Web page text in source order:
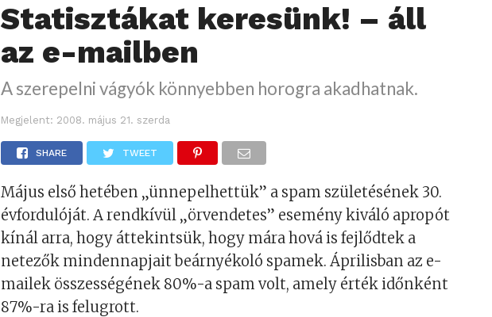
Statisztákat keresünk! – áll
az e-mailben
A szerepelni vágyók könnyebben horogra akadhatnak.
Megjelent: 2008. május 21. szerda
SHARE TWEET
Május első hetében „ünnepelhettük” a spam születésének 30.
évfordulóját. A rendkívül „örvendetes” esemény kiváló apropót
kínál arra, hogy áttekintsük, hogy mára hová is fejlődtek a
netezők mindennapjait beárnyékoló spamek. Áprilisban az e-
mailek összességének 80%-a spam volt, amely érték időnként
87%-ra is felugrott.